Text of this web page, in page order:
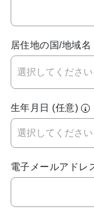
居住地の国/地域名
生年月日 (任意)
電子メールアドレ